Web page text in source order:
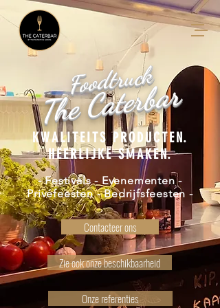
Foodtruck
KWALITEITS PRODUCTEN.
HEERLIJKE SMAKEN.
- Festivals - Evenementen -
Privéfeesten - Bedrijfsfeesten -
Contacteer ons
Zie ook onze beschikbaarheid
Onze referenties
The Caterbar